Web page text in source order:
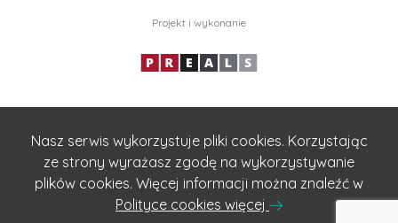
Projekt i wykonanie
Nasz serwis wykorzystuje pliki cookies. Korzystając
ze strony wyrażasz zgodę na wykorzystywanie
plików cookies. Więcej informacji można znaleźć w
Polityce cookies więcej